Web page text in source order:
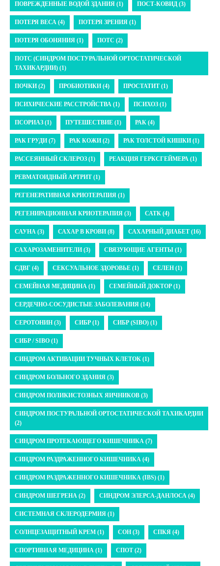
ПОВРЕЖДЕННЫЕ ВОДОЙ ЗДАНИЯ (1) ПОСТ-КОВИД (3)
ПОТЕРЯ ВЕСА (4) ПОТЕРЯ ЗРЕНИЯ (1)
ПОТЕРЯ ОБОНЯНИЯ (1) ПОТС (2)
ПОТС (СИНДРОМ ПОСТУРАЛЬНОЙ ОРТОСТАТИЧЕСКОЙ
ТАХИКАРДИИ) (1)
ПОЧКИ (2) ПРОБИОТИКИ (4) ПРОСТАТИТ (1)
ПСИХИЧЕСКИЕ РАССТРОЙСТВА (1) ПСИХОЗ (1)
ПСОРИАЗ (1) ПУТЕШЕСТВИЕ (1) РАК (4)
РАК ГРУДИ (7) РАК КОЖИ (2) РАК ТОЛСТОЙ КИШКИ (1)
РАССЕЯННЫЙ СКЛЕРОЗ (1) РЕАКЦИЯ ГЕРКСГЕЙМЕРА (1)
РЕВМАТОИДНЫЙ АРТРИТ (1)
РЕГЕНЕРАТИВНАЯ КРИОТЕРАПИЯ (1)
РЕГЕНИРАЦИОННАЯ КРИОТЕРАПИЯ (3) САТК (4)
САУНА (3) САХАР В КРОВИ (8) САХАРНЫЙ ДИАБЕТ (16)
САХАРОЗАМЕНИТЕЛИ (3) СВЯЗУЮЩИЕ АГЕНТЫ (1)
СДВГ (4) СЕКСУАЛЬНОЕ ЗДОРОВЬЕ (1) СЕЛЕН (1)
СЕМЕЙНАЯ МЕДИЦИНА (1) СЕМЕЙНЫЙ ДОКТОР (1)
СЕРДЕЧНО-СОСУДИСТЫЕ ЗАБОЛЕВАНИЯ (14)
СЕРОТОНИН (3) СИБР (1) СИБР (SIBO) (1)
СИБР / SIBO (1)
СИНДРОМ АКТИВАЦИИ ТУЧНЫХ КЛЕТОК (1)
СИНДРОМ БОЛЬНОГО ЗДАНИЯ (3)
СИНДРОМ ПОЛИКИСТОЗНЫХ ЯИЧНИКОВ (3)
СИНДРОМ ПОСТУРАЛЬНОЙ ОРТОСТАТИЧЕСКОЙ ТАХИКАРДИИ
(2)
СИНДРОМ ПРОТЕКАЮЩЕГО КИШЕЧНИКА (7)
СИНДРОМ РАЗДРАЖЕННОГО КИШЕЧНИКА (4)
СИНДРОМ РАЗДРАЖЕННОГО КИШЕЧНИКА (IBS) (1)
СИНДРОМ ШЕГРЕНА (2) СИНДРОМ ЭЛЕРСА-ДАНЛОСА (4)
СИСТЕМНАЯ СКЛЕРОДЕРМИЯ (1)
СОЛНЦЕЗАЩИТНЫЙ КРЕМ (1) СОН (3) СПКЯ (4)
СПОРТИВНАЯ МЕДИЦИНА (1) СПОТ (2)